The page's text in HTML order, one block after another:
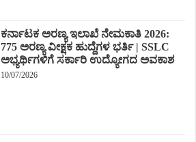
ಕರ್ನಾಟಕ ಅರಣ್ಯ ಇಲಾಖೆ ನೇಮಕಾತಿ 2026:
775 ಅರಣ್ಯ ವೀಕ್ಷಕ ಹುದ್ದೆಗಳ ಭರ್ತಿ | SSLC
ಅಭ್ಯರ್ಥಿಗಳಿಗೆ ಸರ್ಕಾರಿ ಉದ್ಯೋಗದ ಅವಕಾಶ
10/07/2026